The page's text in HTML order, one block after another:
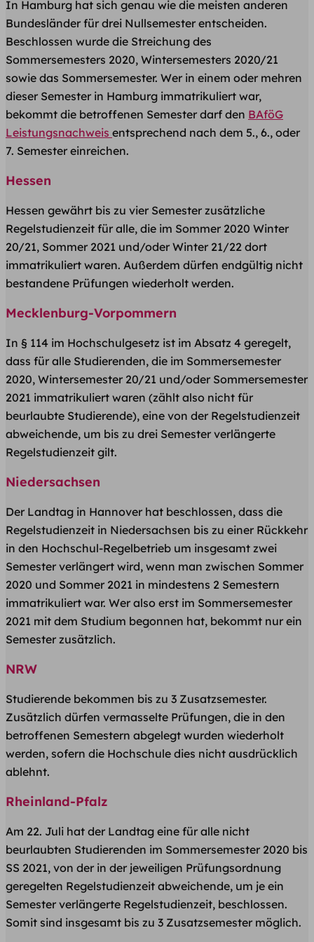
In Hamburg hat sich genau wie die meisten anderen
Bundesländer für drei Nullsemester entscheiden.
Beschlossen wurde die Streichung des
Sommersemesters 2020, Wintersemesters 2020/21
sowie das Sommersemester. Wer in einem oder mehren
dieser Semester in Hamburg immatrikuliert war,
bekommt die betroffenen Semester darf den BAföG
Leistungsnachweis entsprechend nach dem 5., 6., oder
7. Semester einreichen.
Hessen
Hessen gewährt bis zu vier Semester zusätzliche
Regelstudienzeit für alle, die im Sommer 2020 Winter
20/21, Sommer 2021 und/oder Winter 21/22 dort
immatrikuliert waren. Außerdem dürfen endgültig nicht
bestandene Prüfungen wiederholt werden.
Mecklenburg-Vorpommern
In § 114 im Hochschulgesetz ist im Absatz 4 geregelt,
dass für alle Studierenden, die im Sommersemester
2020, Wintersemester 20/21 und/oder Sommersemester
2021 immatrikuliert waren (zählt also nicht für
beurlaubte Studierende), eine von der Regelstudienzeit
abweichende, um bis zu drei Semester verlängerte
Regelstudienzeit gilt.
Niedersachsen
Der Landtag in Hannover hat beschlossen, dass die
Regelstudienzeit in Niedersachsen bis zu einer Rückkehr
in den Hochschul-Regelbetrieb um insgesamt zwei
Semester verlängert wird, wenn man zwischen Sommer
2020 und Sommer 2021 in mindestens 2 Semestern
immatrikuliert war. Wer also erst im Sommersemester
2021 mit dem Studium begonnen hat, bekommt nur ein
Semester zusätzlich.
NRW
Studierende bekommen bis zu 3 Zusatzsemester.
Zusätzlich dürfen vermasselte Prüfungen, die in den
betroffenen Semestern abgelegt wurden wiederholt
werden, sofern die Hochschule dies nicht ausdrücklich
ablehnt.
Rheinland-Pfalz
Am 22. Juli hat der Landtag eine für alle nicht
beurlaubten Studierenden im Sommersemester 2020 bis
SS 2021, von der in der jeweiligen Prüfungsordnung
geregelten Regelstudienzeit abweichende, um je ein
Semester verlängerte Regelstudienzeit, beschlossen.
Somit sind insgesamt bis zu 3 Zusatzsemester möglich.